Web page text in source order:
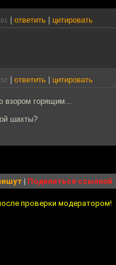
ответить цитировать
ответить цитировать
взором горящим...
шахты?
| Поделиться ссылкой
проверки модератором!